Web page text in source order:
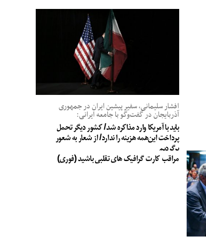
افشار سلیمانی، سفیر پیشین ایران در جمهوری
آذربایجان در گفت‌وگو با جامعه ایرانی:
باید با آمریکا وارد مذاکره شد/ کشور دیگر تحمل
پرداخت این‌همه هزینه را ندارد/ از شعار به شعور
برگردیم
مراقب کارت گرافیک های تقلبی باشید (فوری)